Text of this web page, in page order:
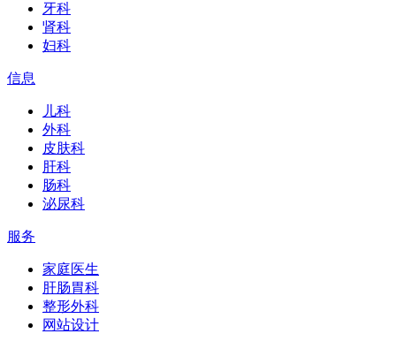
牙科
肾科
妇科
信息
儿科
外科
皮肤科
肝科
肠科
泌尿科
服务
家庭医生
肝肠胃科
整形外科
网站设计